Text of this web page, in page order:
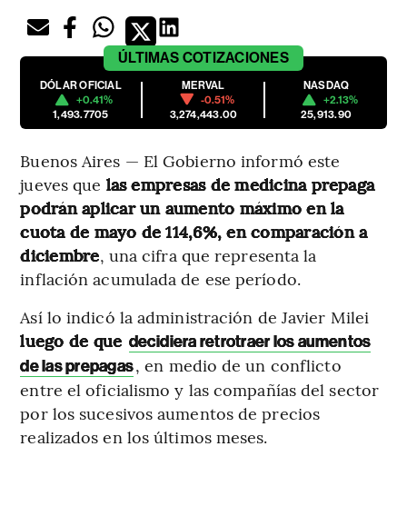
ÚLTIMAS COTIZACIONES
DÓLAR OFICIAL
+0.41%
1,493.7705
MERVAL
-0.51%
3,274,443.00
NASDAQ
+2.13%
25,913.90
Buenos Aires — El Gobierno informó este
jueves que las empresas de medicina prepaga
podrán aplicar un aumento máximo en la
cuota de mayo de 114,6%, en comparación a
diciembre, una cifra que representa la
inflación acumulada de ese período.
Así lo indicó la administración de Javier Milei
luego de que decidiera retrotraer los aumentos
de las prepagas, en medio de un conflicto
entre el oficialismo y las compañías del sector
por los sucesivos aumentos de precios
realizados en los últimos meses.